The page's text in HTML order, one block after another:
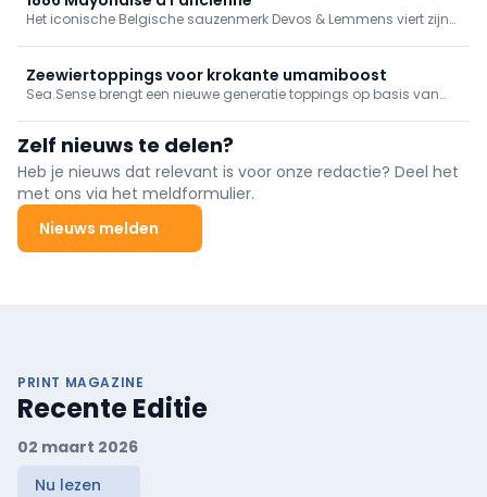
Het iconische Belgische sauzenmerk Devos & Lemmens viert zijn
Zeewiertoppings voor krokante umamiboost
Sea.Sense brengt een nieuwe generatie toppings op basis van
één beweging extra crunch, umami en smaak geven.
Zelf nieuws te delen?
Heb je nieuws dat relevant is voor onze redactie? Deel het
met ons via het meldformulier.
Nieuws melden
PRINT MAGAZINE
Recente Editie
02 maart 2026
Nu lezen